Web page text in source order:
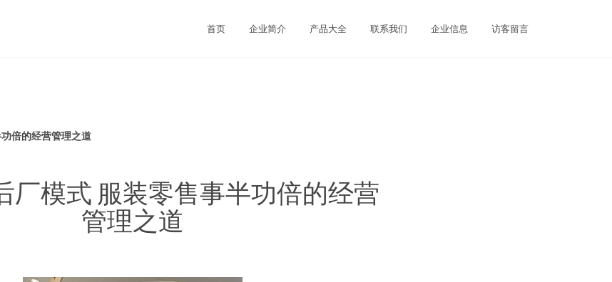
首页 企业简介 产品大全 联系我们 企业信息 访客留言
倍的经营管理之道
厂模式 服装零售事半功倍的经营
管理之道